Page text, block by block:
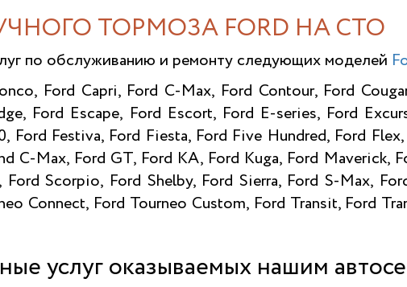
ТОРМОЗА FORD НА СТО
по обслуживанию и ремонту следующих моделей
Ford Capri, Ford C-Max, Ford Contour, Ford
Ford Escape, Ford Escort, Ford E-series, Ford
Ford Festiva, Ford Fiesta, Ford Five Hundred, Ford
C-Max, Ford GT, Ford KA, Ford Kuga, Ford Maverick,
Scorpio, Ford Shelby, Ford Sierra, Ford S-Max,
Connect, Ford Tourneo Custom, Ford Transit, Ford
услуг оказываемых нашим